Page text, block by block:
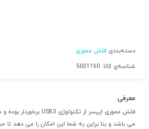
دسته‌بندی فلش مموری
شناسه‌ی کالا: 5001160
معرفی
می باشد و بنا براین به شما این امکان را می دهد تا